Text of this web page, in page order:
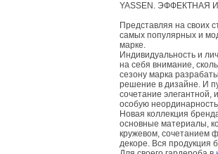
YASSEN.
Представляя на своих
самых популярных и
марке.
Индивидуальность и
на себя внимание,
сезону марка
решение в дизайне. И
сочетание
особую
Новая коллекция
основные материалы,
кружевом, сочетанием
декоре. Вся продукция